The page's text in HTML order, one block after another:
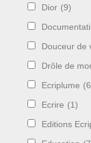
Dior (9)
Douceur de
Drôle de
Ecriplume
Ecrire (1)
Editions